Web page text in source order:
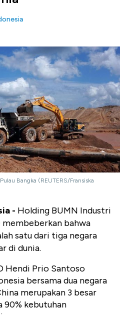
Bangka (REUTERS/Fransiska
- Holding BUMN Industri
membeberkan bahwa
satu dari tiga negara
di dunia.
Hendi Prio Santoso
bersama dua negara
merupakan 3 besar
90% kebutuhan